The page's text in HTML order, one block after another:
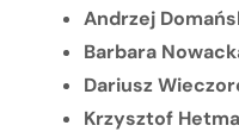
Andrzej
Barbara
Dariusz
Krzysztof